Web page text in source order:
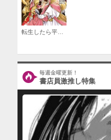
転生したら平民でした。～生活水準に耐えられないので貴族を目指します～（コミック）
毎週金曜更新！
書店員激推し特集